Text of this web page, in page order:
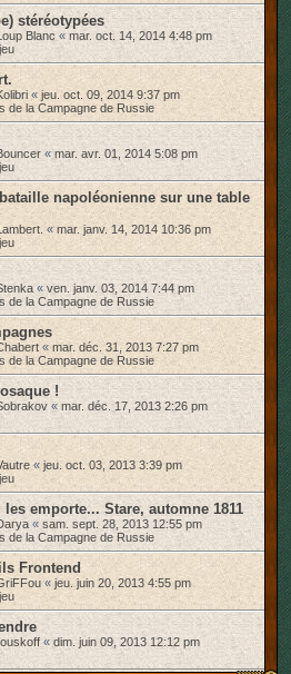
stéréotypées
Blanc « mar. oct. 14, 2014 4:48 pm
« jeu. oct. 09, 2014 9:37 pm
de la Campagne de Russie
«mar. avr. 01, 2014 5:08 pm
napoléonienne sur une table
«mar. janv. 14, 2014 10:36 pm
« ven. janv. 03, 2014 7:44 pm
de la Campagne de Russie
« mar. déc. 31, 2013 7:27 pm
de la Campagne de Russie
!
« mar. déc. 17, 2013 2:26 pm
« jeu. oct. 03, 2013 3:39 pm
emporte... Stare, automne 1811
« sam. sept. 28, 2013 12:55 pm
de la Campagne de Russie
Frontend
« jeu. juin 20, 2013 4:55 pm
«dim. juin 09, 2013 12:12 pm